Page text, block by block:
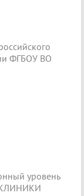
ФГБОУ ВО
уровень